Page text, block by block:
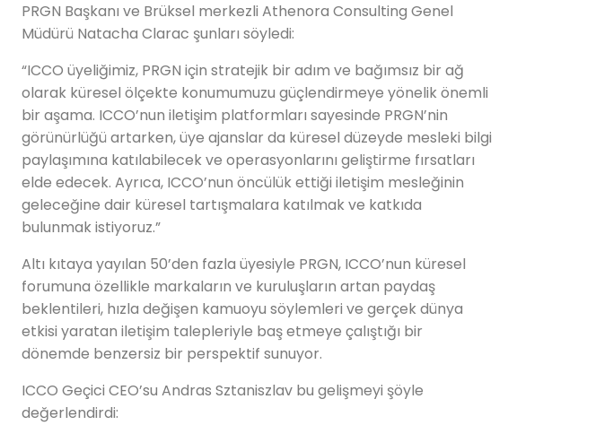
PRGN Başkanı ve Brüksel merkezli Athenora Consulting Genel
Müdürü Natacha Clarac şunları söyledi:
“ICCO üyeliğimiz, PRGN için stratejik bir adım ve bağımsız bir ağ
olarak küresel ölçekte konumumuzu güçlendirmeye yönelik önemli
bir aşama. ICCO’nun iletişim platformları sayesinde PRGN’nin
görünürlüğü artarken, üye ajanslar da küresel düzeyde mesleki bilgi
paylaşımına katılabilecek ve operasyonlarını geliştirme fırsatları
elde edecek. Ayrıca, ICCO’nun öncülük ettiği iletişim mesleğinin
geleceğine dair küresel tartışmalara katılmak ve katkıda
bulunmak istiyoruz.”
Altı kıtaya yayılan 50’den fazla üyesiyle PRGN, ICCO’nun küresel
forumuna özellikle markaların ve kuruluşların artan paydaş
beklentileri, hızla değişen kamuoyu söylemleri ve gerçek dünya
etkisi yaratan iletişim talepleriyle baş etmeye çalıştığı bir
dönemde benzersiz bir perspektif sunuyor.
ICCO Geçici CEO’su Andras Sztaniszlav bu gelişmeyi şöyle
değerlendirdi: